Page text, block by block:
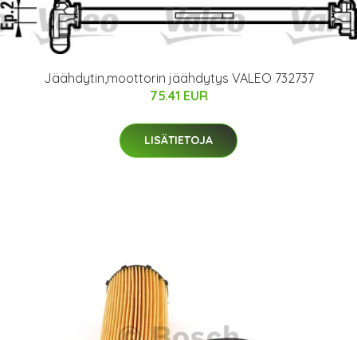
Jäähdytin,moottorin jäähdytys VALEO 732737
75.41 EUR
LISÄTIETOJA